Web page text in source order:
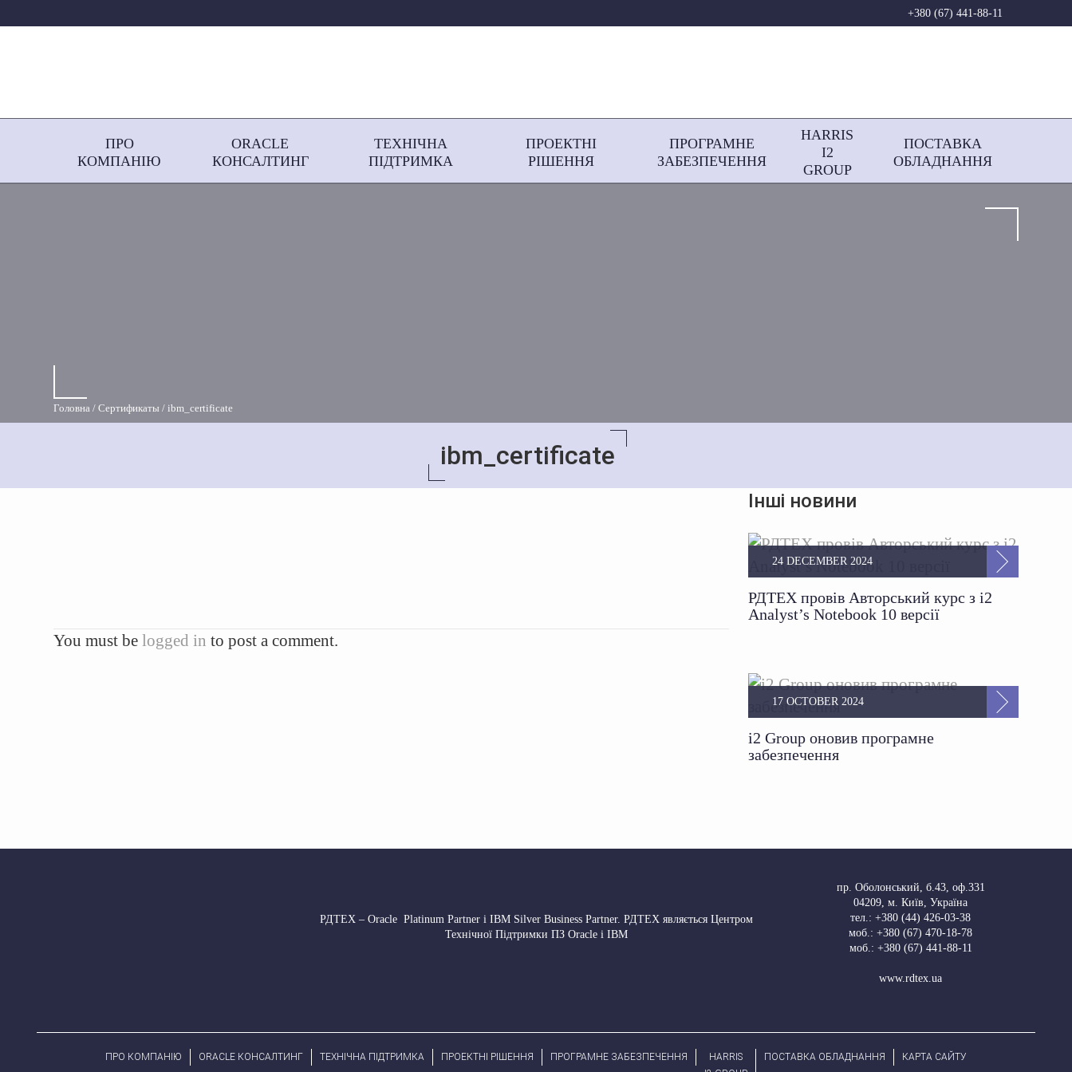
+380 (67) 441-88-11
ПРО
КОМПАНІЮ
ORACLE
КОНСАЛТИНГ
ТЕХНІЧНА
ПІДТРИМКА
ПРОЕКТНІ
РІШЕННЯ
ПРОГРАМНЕ
ЗАБЕЗПЕЧЕННЯ
HARRIS
І2
GROUP
ПОСТАВКА
ОБЛАДНАННЯ
ibm_certificate
Головна Сертификаты ibm_certificate
You must be logged in to post a comment.
Інші новини
РДТЕХ провів Авторський курс з i2
Analyst’s Notebook 10 версії
24 DECEMBER 2024
i2 Group оновив програмне
забезпечення
17 OCTOBER 2024
РДТЕХ – Oracle Platinum Partner і IBM Silver Business Partner. РДТЕХ являється Центром
Технічної Підтримки ПЗ Oracle і IBM
пр. Оболонський, б.43, оф.331
04209, м. Київ, Україна
тел.: +380 (44) 426-03-38
моб.: +380 (67) 470-18-78
моб.: +380 (67) 441-88-11
www.rdtex.ua
ПРО КОМПАНІЮ ORACLE КОНСАЛТИНГ ТЕХНІЧНА ПІДТРИМКА ПРОЕКТНІ РІШЕННЯ ПРОГРАМНЕ ЗАБЕЗПЕЧЕННЯ
HARRIS
ПОСТАВКА ОБЛАДНАННЯ КАРТА САЙТУ